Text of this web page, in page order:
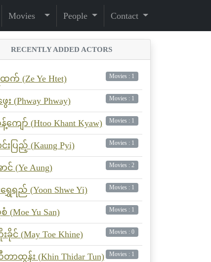
Movies People Contact
RECENTLY ADDED ACTORS
က် (Ze Ye Htet) Movies : 1
း (Phway Phway) Movies : 1
ကျော် (Htoo Khant Kyaw) Movies : 1
းပြည့် (Kaung Pyi) Movies : 1
င် (Ye Aung) Movies : 2
ေရည် (Yoon Shwe Yi) Movies : 1
(Moe Yu San) Movies : 1
ခိုင် (May Toe Khine) Movies : 0
ာထွန်း (Khin Thidar Tun) Movies : 1